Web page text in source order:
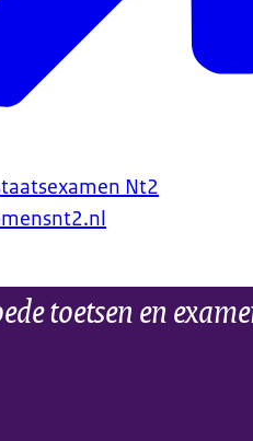
Nt2
toetsen en